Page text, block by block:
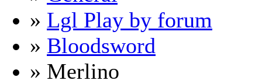
» Lgl Play by forum
» Bloodsword
» Merlino